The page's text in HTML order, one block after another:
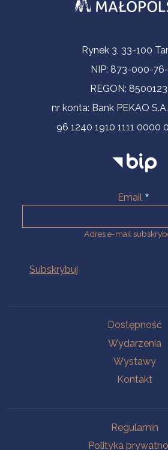
Informacje kontaktowe
Rynek 3, 33-100
NIP: 873-000-
REGON:
nr konta: Bank PEKAO
96 1240 1910 1111 0000
Email
Adres e-mail
Dostępność
Wydarzenia
Wystawy
Kontakt
Regulamin
Polityka